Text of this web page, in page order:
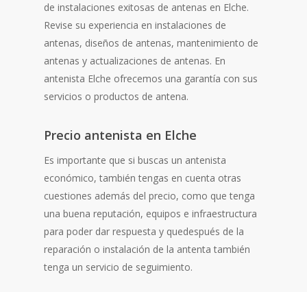
de instalaciones exitosas de antenas en Elche.
Revise su experiencia en instalaciones de
antenas, diseños de antenas, mantenimiento de
antenas y actualizaciones de antenas. En
antenista Elche ofrecemos una garantía con sus
servicios o productos de antena.
Precio antenista en Elche
Es importante que si buscas un antenista
económico, también tengas en cuenta otras
cuestiones además del precio, como que tenga
una buena reputación, equipos e infraestructura
para poder dar respuesta y quedespués de la
reparación o instalación de la antenta también
tenga un servicio de seguimiento.